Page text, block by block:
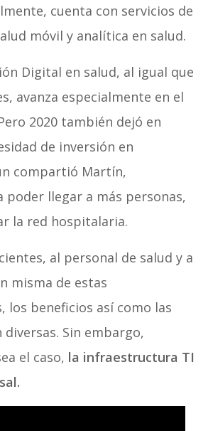
cuenta con servicios de
móvil y analítica en salud.
Digital en salud, al igual que
avanza especialmente en el
2020 también dejó en
de inversión en
compartió Martín,
poder llegar a más personas,
la red hospitalaria.
al personal de salud y a
misma de estas
los beneficios así como las
diversas. Sin embargo,
el caso, la infraestructura TI